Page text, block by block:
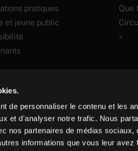
de personnaliser le contenu et les
et d'analyser notre trafic. Nous
nos partenaires de médias
informations que vous leur
pratiques
et jeune public
Que
»
Presse
Site
internet
créé